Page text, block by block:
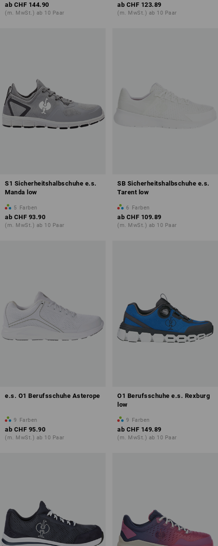
ab CHF 144.90
(m. MwSt.) ab 10 Paar
ab CHF 123.89
(m. MwSt.) ab 10 Paar
S1 Sicherheitshalbschuhe e.s.
Manda low
5 Farben
ab CHF 93.90
(m. MwSt.) ab 10 Paar
SB Sicherheitshalbschuhe e.s.
Tarent low
6 Farben
ab CHF 109.89
(m. MwSt.) ab 10 Paar
e.s. O1 Berufsschuhe Asterope
9 Farben
ab CHF 95.90
(m. MwSt.) ab 10 Paar
O1 Berufsschuhe e.s. Rexburg
low
9 Farben
ab CHF 149.89
(m. MwSt.) ab 10 Paar